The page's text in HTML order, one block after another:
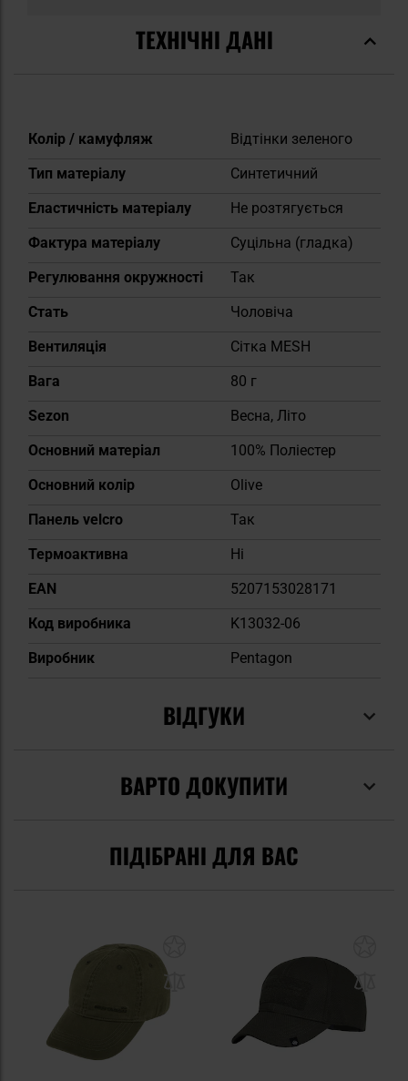
ТЕХНІЧНІ ДАНІ
Докладніше
Колір / камуфляж
Відтінки зеленого
Тип матеріалу
Синтетичний
Еластичність матеріалу
Не розтягується
Фактура матеріалу
Суцільна (гладка)
Регулювання окружності
Так
Cтать
Чоловіча
Вентиляція
Сітка MESH
Вага
80 г
Sezon
Весна, Літо
Основний матеріал
100% Поліестер
Основний колір
Olive
Панель velcro
Так
Термоактивна
Ні
EAN
5207153028171
Код виробника
K13032-06
Виробник
Pentagon
ВІДГУКИ
ВАРТО ДОКУПИТИ
ПІДІБРАНІ ДЛЯ ВАС